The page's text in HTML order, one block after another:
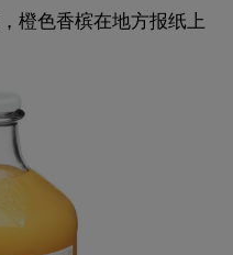
橙色香槟在地方报纸上